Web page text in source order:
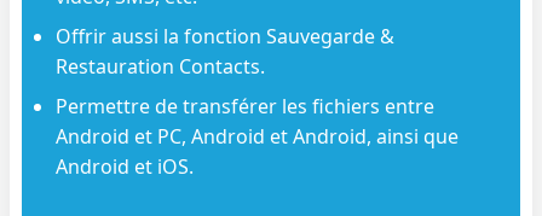
Offrir aussi la fonction Sauvegarde &
Restauration Contacts.
Permettre de transférer les fichiers entre
Android et PC, Android et Android, ainsi que
Android et iOS.